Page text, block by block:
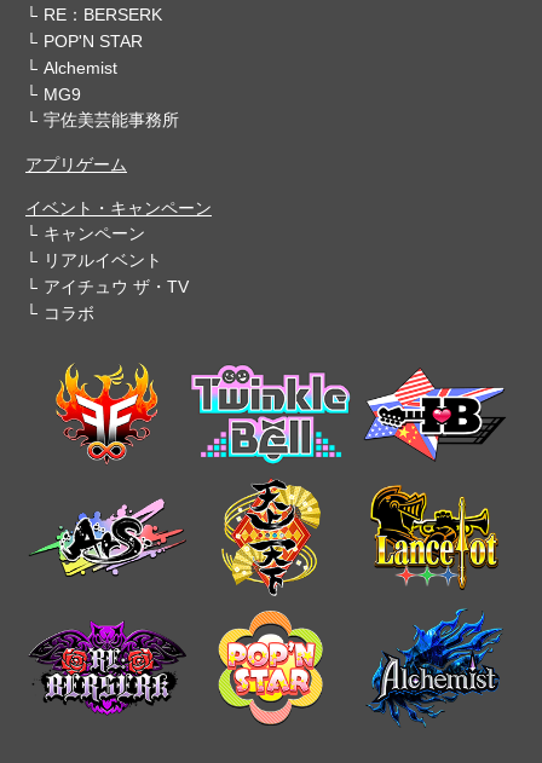
RE：BERSERK
POP'N STAR
Alchemist
MG9
宇佐美芸能事務所
アプリゲーム
イベント・キャンペーン
キャンペーン
リアルイベント
アイチュウ ザ・TV
コラボ